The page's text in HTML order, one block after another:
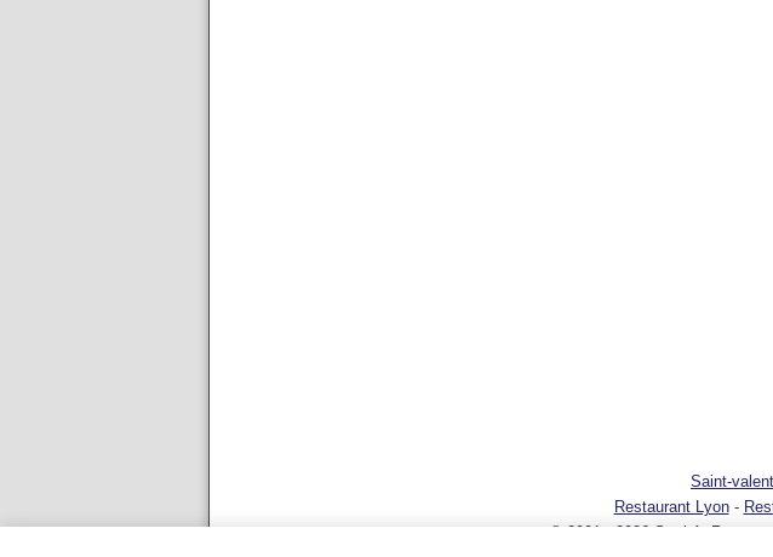
Saint-
Restaurant Lyon-
© 2001 - 2026